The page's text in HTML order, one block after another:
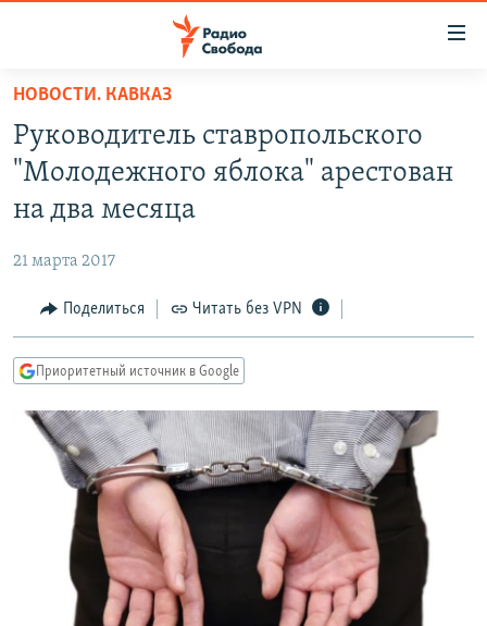
упрощенного
доступа
Вернуться
основному
Вернутся
Вернутся
поиску
ПОДКАСТЫ
МНЕНИЯ
КУЛЬТУРА
КАВКАЗ.РЕАЛИИ
СЕВЕР.РЕАЛИИ
СИБИРЬ.РЕАЛИИ
РАСПИСАНИЕ ВЕЩАНИЯ
ПОДПИШИТЕСЬ НА РАССЫЛКУ
СОЦИАЛЬНЫЕ СЕТИ
НОВОСТИ. КАВКАЗ
Руководитель ставропольского
"Молодежного яблока" арестован
на два месяца
21 марта 2017
Поделиться Читать без VPN
Приоритетный источник в Google